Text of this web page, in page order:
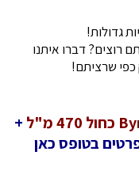
גדולות!
דברו איתנו
כפי שרציתם!
+
בטופס כאן